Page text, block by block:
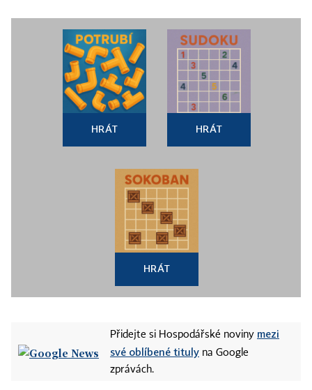
HRÁT HRÁT
HRÁT
Přidejte si Hospodářské noviny mezi
své oblíbené tituly na Google
zprávách.